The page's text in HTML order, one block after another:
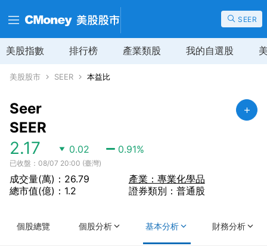
SEER
美股指數 排行榜 產業類股 我的自選股
美股股市 SEER 本益比
Seer
SEER
2.17 0.02 0.91%
已收盤：08/07 20:00 (臺灣)
成交量(萬)：26.79
總市值(億)：1.2
產業：專業化學品
證券類別：普通股
個股總覽 個股分析 基本分析 財務分析